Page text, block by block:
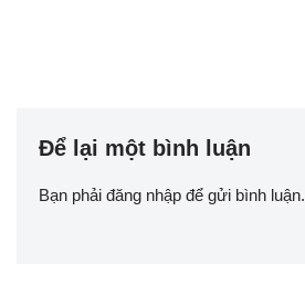
Để lại một bình luận
Bạn phải đăng nhập để gửi bình luận.